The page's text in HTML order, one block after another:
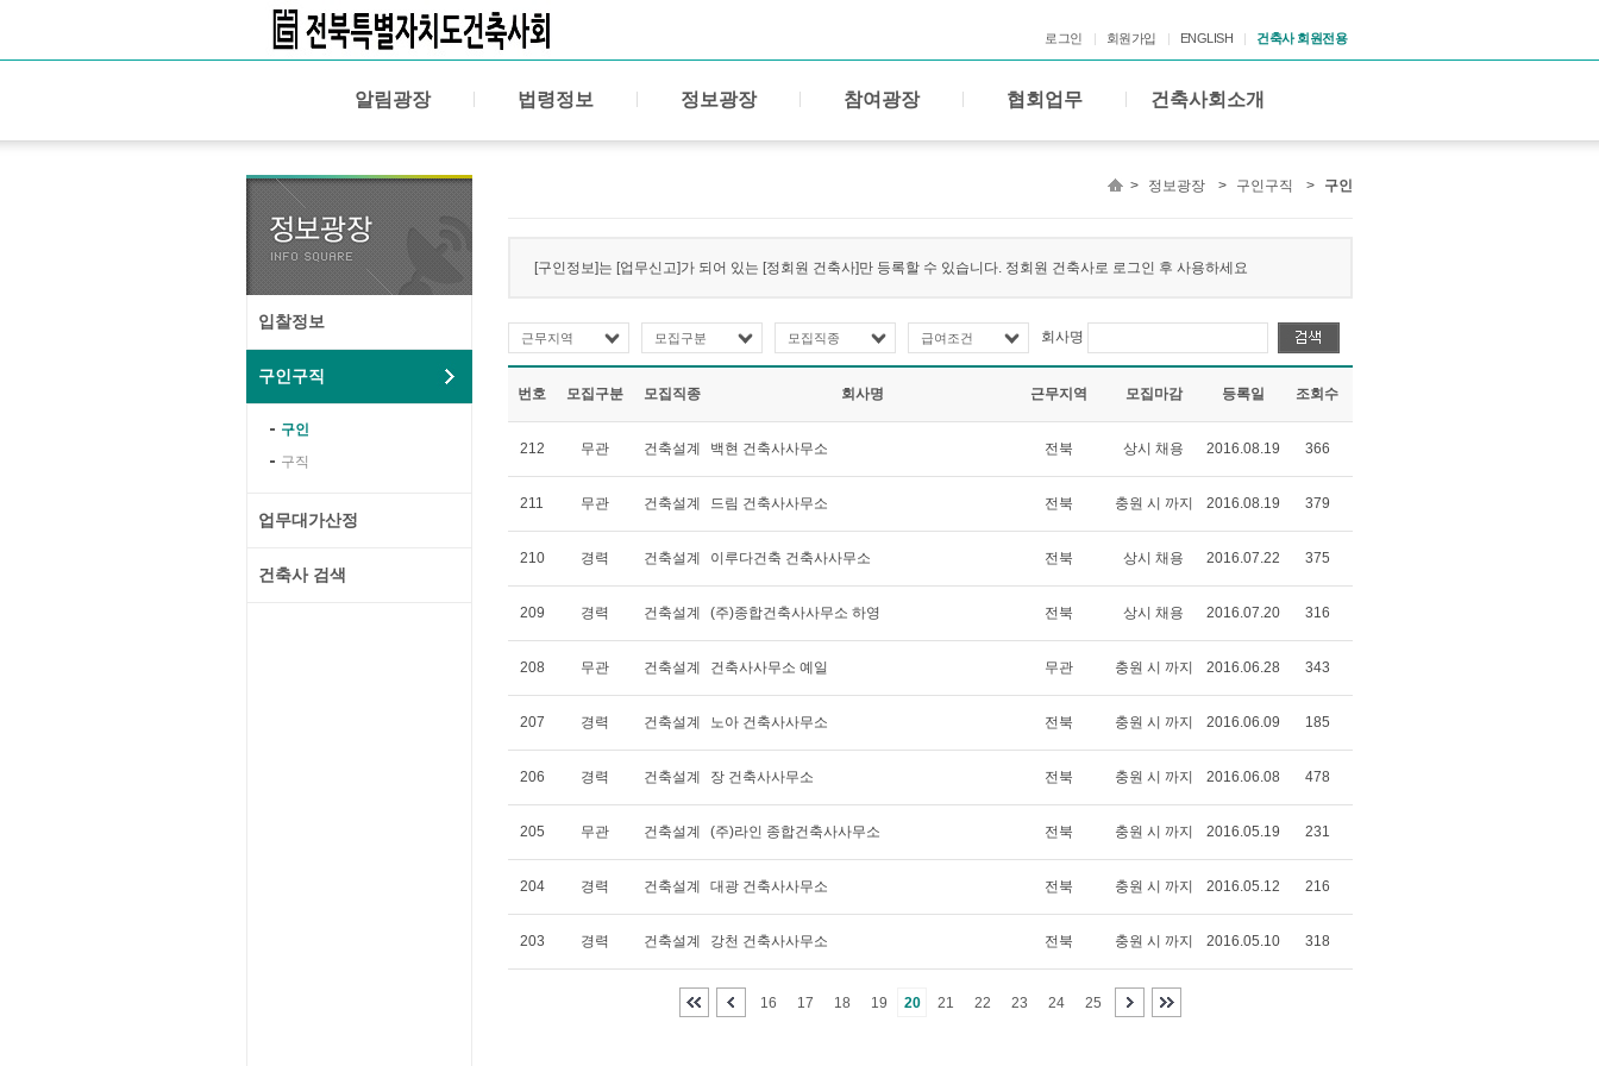
로그인 회원가입 ENGLISH 건축사 회원전용
알림광장 법령정보 정보광장 참여광장 협회업무 건축사회소개
입찰정보
구인구직
구인
구직
업무대가산정
건축사 검색
> 정보광장 > 구인구직 > 구인
[구인정보]는 [업무신고]가 되어 있는 [정회원 건축사]만 등록할 수 있습니다. 정회원 건축사로 로그인 후 사용하세요
근무지역 모집구분 모집직종 급여조건 회사명
번호 모집구분 모집직종 회사명 근무지역 모집마감 등록일 조회수
212 무관 건축설계 백현 건축사사무소 전북 상시 채용 2016.08.19 366
211 무관 건축설계 드림 건축사사무소 전북 충원 시 까지 2016.08.19 379
210 경력 건축설계 이루다건축 건축사사무소 전북 상시 채용 2016.07.22 375
209 경력 건축설계 (주)종합건축사사무소 하영 전북 상시 채용 2016.07.20 316
208 무관 건축설계 건축사사무소 예일 무관 충원 시 까지 2016.06.28 343
207 경력 건축설계 노아 건축사사무소 전북 충원 시 까지 2016.06.09 185
206 경력 건축설계 장 건축사사무소 전북 충원 시 까지 2016.06.08 478
205 무관 건축설계 (주)라인 종합건축사사무소 전북 충원 시 까지 2016.05.19 231
204 경력 건축설계 대광 건축사사무소 전북 충원 시 까지 2016.05.12 216
203 경력 건축설계 강천 건축사사무소 전북 충원 시 까지 2016.05.10 318
16 17 18 19 20 21 22 23 24 25